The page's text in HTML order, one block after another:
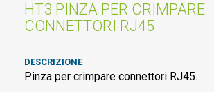
HT3 PINZA PER CRIMPARE
CONNETTORI RJ45
DESCRIZIONE
Pinza per crimpare connettori RJ45.